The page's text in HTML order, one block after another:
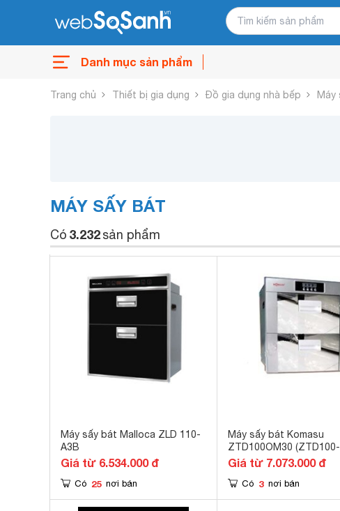
Danh mục sản phẩm
Trang chủ Thiết bị gia dụng Đồ gia dụng nhà bếp Máy
MÁY SẤY BÁT
Có 3.232sản phẩm
Máy sấy bát Malloca ZLD 110-
A3B
Giá từ 6.534.000 đ
Có 25 nơi bán
Máy sấy bát Komasu
ZTD100OM30
Giá từ 7.073.000 đ
Có 3 nơi bán